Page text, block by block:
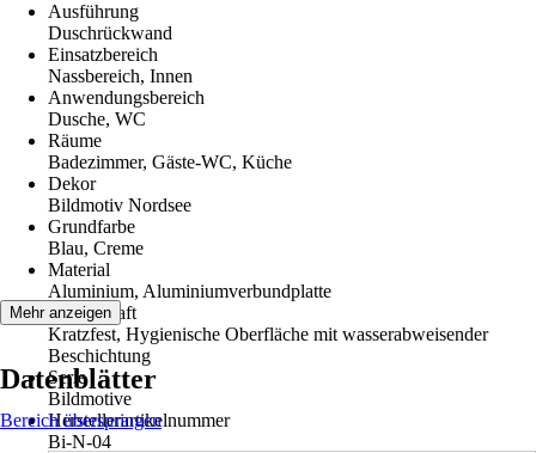
Ausführung
Duschrückwand
Einsatzbereich
Nassbereich, Innen
Anwendungsbereich
Dusche, WC
Räume
Badezimmer, Gäste-WC, Küche
Dekor
Bildmotiv Nordsee
Grundfarbe
Blau, Creme
Material
Aluminium, Aluminiumverbundplatte
Eigenschaft
Kratzfest, Hygienische Oberfläche mit wasserabweisender
Beschichtung
Serie
Bildmotive
Herstellerartikelnummer
Bi-N-04
Mehr anzeigen
Datenblätter
Bereich überspringen